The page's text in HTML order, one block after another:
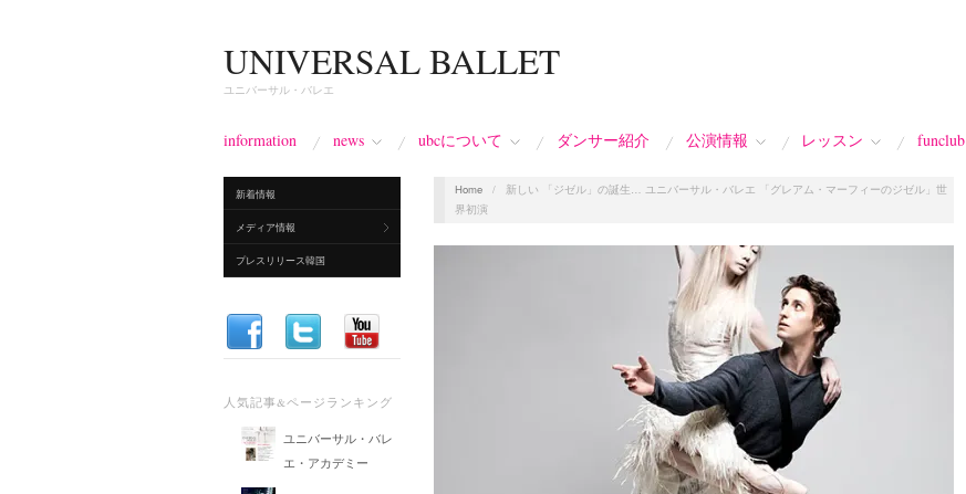
UNIVERSAL BALLET
ユニバーサル・バレエ
information news ubcについて ダンサー紹介 公演情報 レッスン funclub
新着情報
メディア情報
プレスリリース韓国
人気記事&ページランキング
ユニバーサル・バレ
エ・アカデミー
Home /
新しい 「ジゼル」の誕生… ユニバーサル・バレエ 「グレアム・マーフィーのジゼル」世
界初演